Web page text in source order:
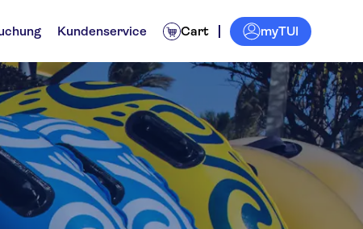
Kundenservice Cart myTUI